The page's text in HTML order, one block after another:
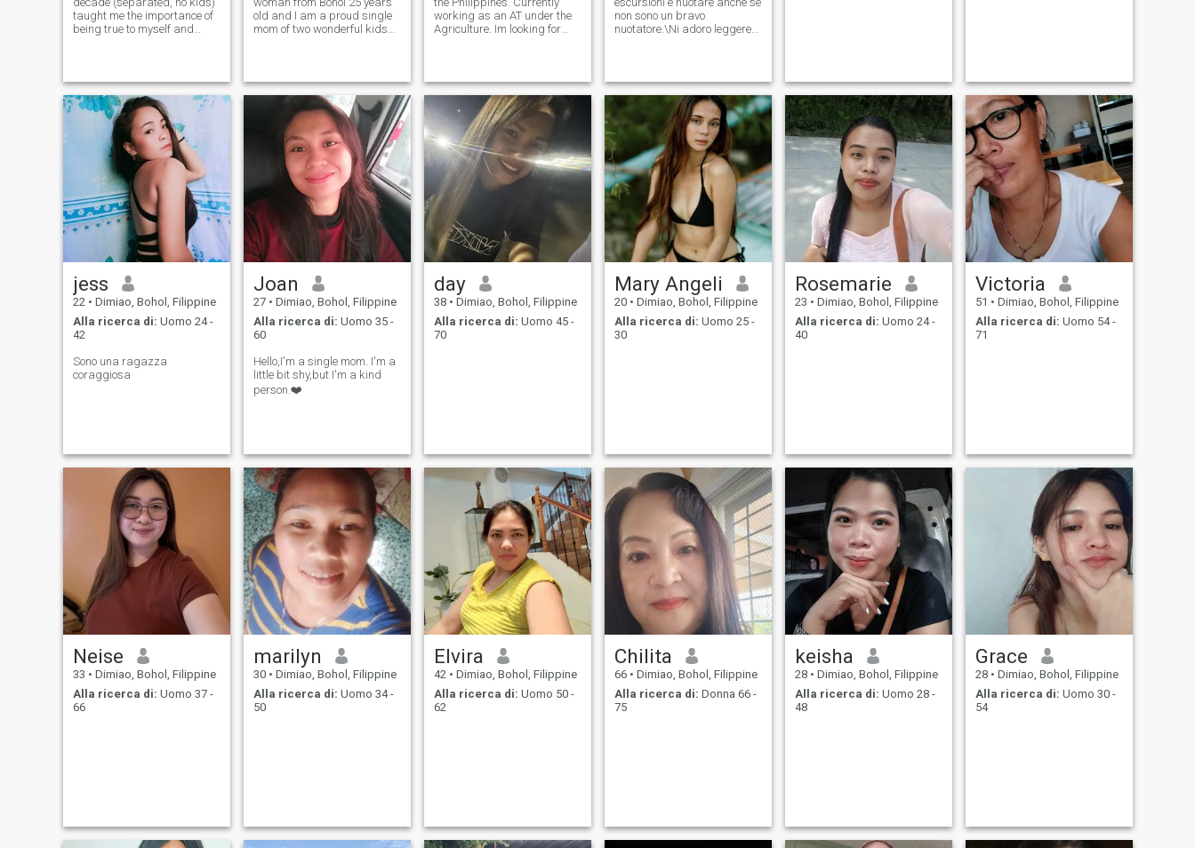
taught me the importance of
being true to myself and
time with my family and
recharging with my close
friends over cof
old and I am a proud single
mom of two wonderful kids
a serious and meaningful
relationship that can lead to
marriage
working as an AT under the
Agriculture. Im looking for
need that he can play too, as
long as we can vibes thats a
non sono un bravo
nuotatore.\Ni adoro leggere
jess
22 • Dimiao, Bohol, Filippine
Alla ricerca di: Uomo 24 -
42
Sono una ragazza
coraggiosa
Joan
27 • Dimiao, Bohol, Filippine
Alla ricerca di: Uomo 35 -
60
Hello,I'm a single mom. I'm a
little bit shy,but I'm a kind
person.❤️
day
38 • Dimiao, Bohol, Filippine
Alla ricerca di: Uomo 45 -
70
Mary Angeli
20 • Dimiao, Bohol, Filippine
Alla ricerca di: Uomo 25 -
30
Rosemarie
23 • Dimiao, Bohol, Filippine
Alla ricerca di: Uomo 24 -
40
Victoria
51 • Dimiao, Bohol, Filippine
Alla ricerca di: Uomo 54 -
71
Neise
33 • Dimiao, Bohol, Filippine
Alla ricerca di: Uomo 37 -
66
marilyn
30 • Dimiao, Bohol, Filippine
Alla ricerca di: Uomo 34 -
50
Elvira
42 • Dimiao, Bohol, Filippine
Alla ricerca di: Uomo 50 -
62
Chilita
66 • Dimiao, Bohol, Filippine
Alla ricerca di: Donna 66 -
75
keisha
28 • Dimiao, Bohol, Filippine
Alla ricerca di: Uomo 28 -
48
Grace
28 • Dimiao, Bohol, Filippine
Alla ricerca di: Uomo 30 -
54